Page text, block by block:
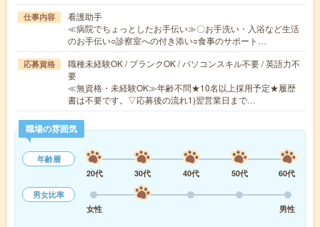
仕事内容
看護助手
≪病院でちょっとしたお手伝い≫〇お手洗い・入浴など生活
のお手伝い○診察室への付き添い○食事のサポート…
応募資格
職種未経験OK / ブランクOK / パソコンスキル不要 / 英語力不
要
≪無資格・未経験OK≫年齢不問★10名以上採用予定★履歴
書は不要です。▽応募後の流れ1)翌営業日まで…
職場の雰囲気
年齢層
20代
30代 40代 50代
60代
男女比率
女性
男性